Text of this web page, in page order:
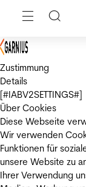
Zustimmung
Details
[#IABV2SETTINGS#]
Über Cookies
Diese Webseite
Wir verwenden
Funktionen für
unsere Website zu
Ihrer Verwendung